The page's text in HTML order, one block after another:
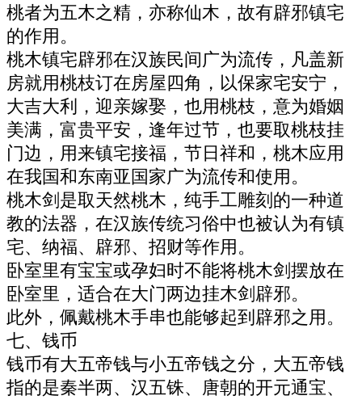
桃者为五木之精，亦称仙木，故有辟邪镇宅
的作用。
桃木镇宅辟邪在汉族民间广为流传，凡盖新
房就用桃枝订在房屋四角，以保家宅安宁，
大吉大利，迎亲嫁娶，也用桃枝，意为婚姻
美满，富贵平安，逢年过节，也要取桃枝挂
门边，用来镇宅接福，节日祥和，桃木应用
在我国和东南亚国家广为流传和使用。
桃木剑是取天然桃木，纯手工雕刻的一种道
教的法器，在汉族传统习俗中也被认为有镇
宅、纳福、辟邪、招财等作用。
卧室里有宝宝或孕妇时不能将桃木剑摆放在
卧室里，适合在大门两边挂木剑辟邪。
此外，佩戴桃木手串也能够起到辟邪之用。
七、钱币
钱币有大五帝钱与小五帝钱之分，大五帝钱
指的是秦半两、汉五铢、唐朝的开元通宝、